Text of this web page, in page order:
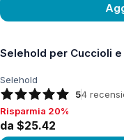
Selehold per Cuccioli
Selehold
54
Risparmia 20%, da
Risparmia 20%
da $25.42